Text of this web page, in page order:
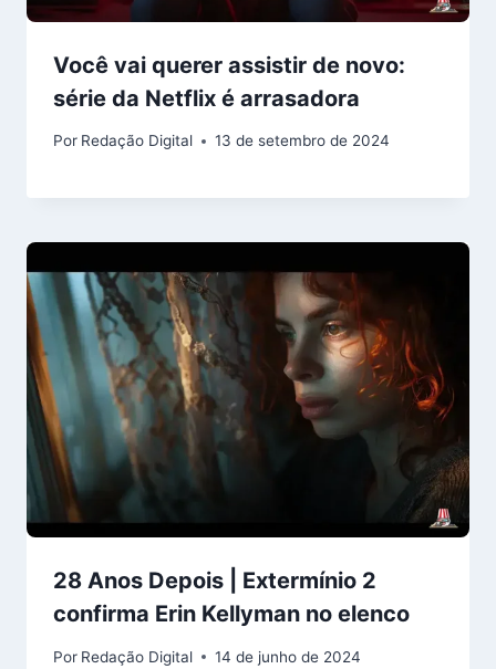
Você vai querer assistir de novo:
série da Netflix é arrasadora
Por Redação Digital 13 de setembro de 2024
28 Anos Depois | Extermínio 2
confirma Erin Kellyman no elenco
Por Redação Digital 14 de junho de 2024